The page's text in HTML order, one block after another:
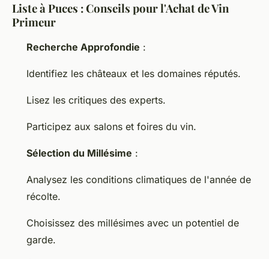
Liste à Puces : Conseils pour l'Achat de Vin
Primeur
Recherche Approfondie :
Identifiez les châteaux et les domaines réputés.
Lisez les critiques des experts.
Participez aux salons et foires du vin.
Sélection du Millésime :
Analysez les conditions climatiques de l'année de
récolte.
Choisissez des millésimes avec un potentiel de
garde.